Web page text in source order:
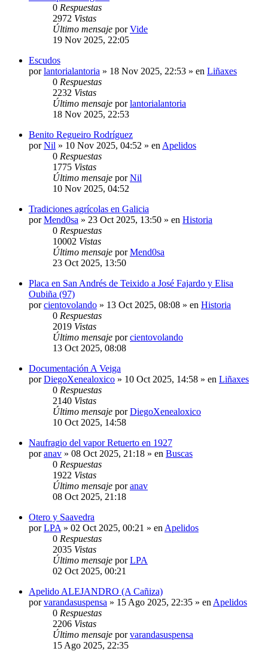
0 Respuestas
2972 Vistas
Último mensaje porVide
19 Nov 2025, 22:05
Escudos
porlantorialantoria » 18 Nov 2025, 22:53 » en Liñaxes
0 Respuestas
2232 Vistas
Último mensaje porlantorialantoria
18 Nov 2025, 22:53
Benito Regueiro Rodríguez
porNil » 10 Nov 2025, 04:52 » en Apelidos
0 Respuestas
1775 Vistas
Último mensaje porNil
10 Nov 2025, 04:52
Tradiciones agrícolas en Galicia
porMend0sa » 23 Oct 2025, 13:50 » en Historia
0 Respuestas
10002 Vistas
Último mensaje porMend0sa
23 Oct 2025, 13:50
Placa en San Andrés de Teixido a José Fajardo y Elisa
Oubiña (97)
porcientovolando » 13 Oct 2025, 08:08 » en Historia
0 Respuestas
2019 Vistas
Último mensaje porcientovolando
13 Oct 2025, 08:08
Documentación A Veiga
porDiegoXenealoxico » 10 Oct 2025, 14:58 » en Liñaxes
0 Respuestas
2140 Vistas
Último mensaje porDiegoXenealoxico
10 Oct 2025, 14:58
Naufragio del vapor Retuerto en 1927
poranav » 08 Oct 2025, 21:18 » en Buscas
0 Respuestas
1922 Vistas
Último mensaje poranav
08 Oct 2025, 21:18
Otero y Saavedra
porLPA » 02 Oct 2025, 00:21 » en Apelidos
0 Respuestas
2035 Vistas
Último mensaje porLPA
02 Oct 2025, 00:21
Apelido ALEJANDRO (A Cañiza)
porvarandasuspensa » 15 Ago 2025, 22:35 » en Apelidos
0 Respuestas
2206 Vistas
Último mensaje porvarandasuspensa
15 Ago 2025, 22:35